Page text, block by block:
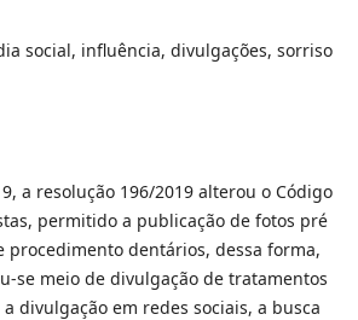
social, influência, divulgações, sorriso
a resolução 196/2019 alterou o Código
permitido a publicação de fotos pré
procedimento dentários, dessa forma,
se meio de divulgação de tratamentos
divulgação em redes sociais, a busca